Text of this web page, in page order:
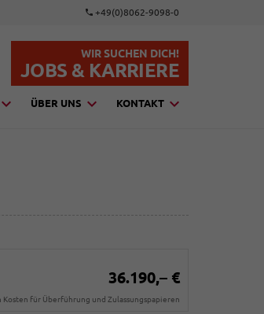
+49(0)8062-9098-0
WIR SUCHEN DICH!
JOBS & KARRIERE
ÜBER UNS KONTAKT
36.190,– €
Kosten für Überführung und Zulassungspapieren